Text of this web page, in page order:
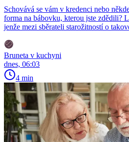
Schovává se vám v kredenci nebo
forma na bábovku, kterou jste zdědili?
jenže mezi sběrateli starožitností o
Bruneta v kuchyni
dnes, 06:03
4 min